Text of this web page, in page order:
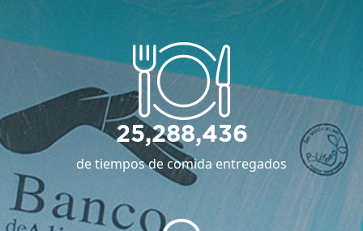
25,288,436
de tiempos de comida entregados